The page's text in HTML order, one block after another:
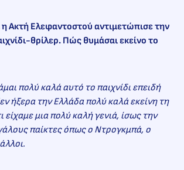
Ακτή Ελεφαντοστού αντιμετώπισε την
θρίλερ. Πώς θυμάσαι εκείνο το
πολύ καλά αυτό το παιχνίδι επειδή
ήξερα την Ελλάδα πολύ καλά εκείνη τη
είχαμε μια πολύ καλή γενιά, ίσως την
παίκτες όπως ο Ντρογκμπά, ο